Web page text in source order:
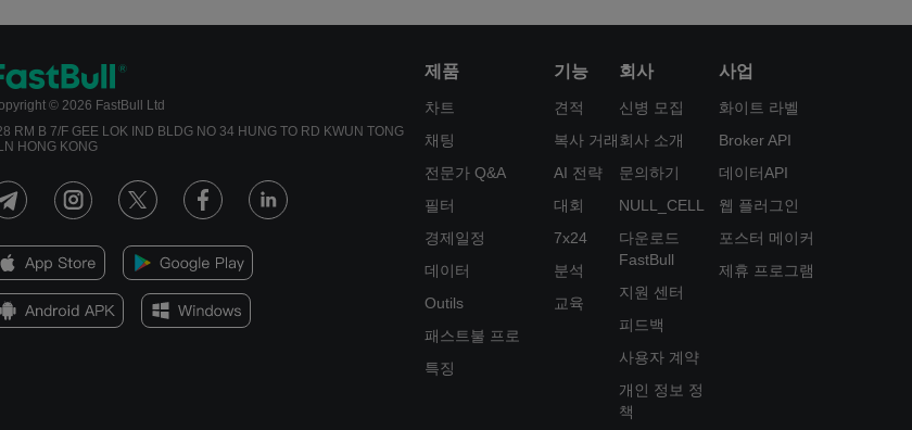
© 2026 FastBull Ltd
RM B 7/F GEE LOK IND BLDG NO 34 HUNG TO RD KWUN TONG
HONG KONG
제품
차트
채팅
전문가 Q&A
필터
경제일정
데이터
Outils
패스트불 프로
특징
기능
견적
복사 거래
AI 전략
대회
7x24
분석
교육
회사
신병 모집
회사 소개
문의하기
NULL_CELL
다운로드
FastBull
지원 센터
피드백
사용자 계약
개인 정보 정
책
사업
화이트 라벨
Broker API
데이터API
웹 플러그인
포스터 메이커
제휴 프로그램